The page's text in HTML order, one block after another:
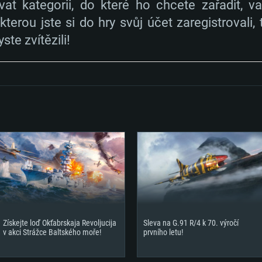
kategorii, do které ho chcete zařadit,
jste si do hry svůj účet zaregistrovali,
zvítězili!
Získejte loď Okťabrskaja Revoljucija
v akci Strážce Baltského moře!
Sleva na G.91 R/4 k 70. výročí
prvního letu!